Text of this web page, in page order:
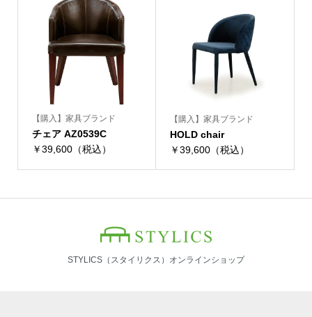
【購入】家具ブランド
チェア AZ0539C
￥39,600（税込）
【購入】家具ブランド
HOLD chair
￥39,600（税込）
STYLICS（スタイリクス）オンラインショップ